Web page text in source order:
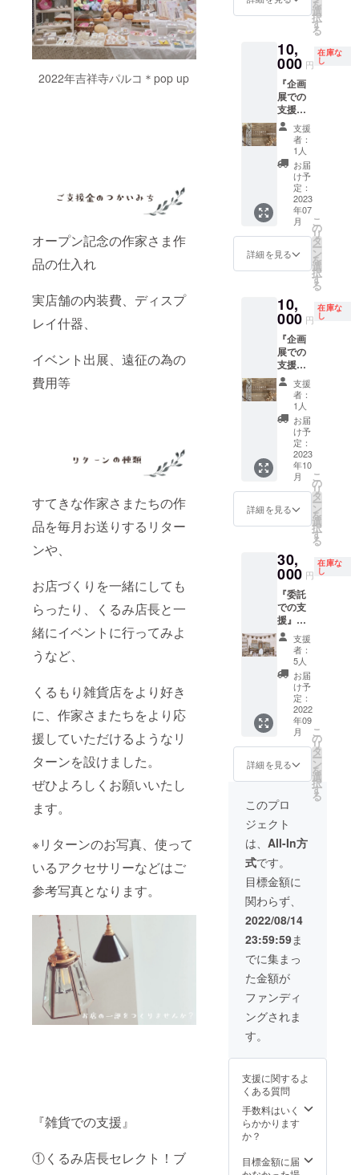
2022年吉祥寺パルコ＊pop up
オープン記念の作家さま作
品の仕入れ
実店舗の内装費、ディスプ
レイ什器、
イベント出展、遠征の為の
費用等
すてきな作家さまたちの作
品を毎月お送りするリター
ンや、
お店づくりを一緒にしても
らったり、くるみ店長と一
緒にイベントに行ってみよ
うなど、
くるもり雑貨店をより好き
に、作家さまたちをより応
援していただけるようなリ
ターンを設けました。
ぜひよろしくお願いいたし
ます。
※リターンのお写真、使って
いるアクセサリーなどはご
参考写真となります。
『雑貨での支援』
①くるみ店長セレクト！ブ
setBOX
1個(毎
回内容
が変わ
ります)
と、く
るみさ
んの
コーデ
ポスト
カード1
枚（毎
回新
作）を
お送り
す。 ＊
くるみ
手紙が
セット
です。
＊お菓
子
BOX(¥1
250×4)
とポス
トカー
ド、 予
約券代
金込み
＊送料
(¥600×
4回)込
材料及
び添加
示はお
届け商
品のラ
ベルに
表記さ
れます
製造
者：
spicaの
おや
つ
佐々木
真美 東
京都杉
並区西
目22-4-
2F
ていく
のでは
と思
い、リ
ターン
に加え
てみま
した。
有効期
限：
2023年
1月〜
2023年
3月 日
程：
2023年
1月～
内3週間
18時 メ
イン
テーブ
ルの大
きさ：
約50cm
x50cm
＊納品
の際な
どの交
通費は
ご負担
くださ
い。 ＊
売れた
20%を
販売手
払って
いただ
きま
す。 ＊
基本は
ご自身
搬入・
ディス
プレ
イ・搬
出して
いただ
きま
す。 ＊
遠方の
相談く
ださい
手数料
を上げ
るなど
で対応
もでき
ま
す。）
＊公序
良俗に
反する
ような
作品や
メッ
セージ
などは
ご遠慮
くださ
い（お
があり
ま
す）。
＊販売
はくる
もり雑
で行い
り雑貨
店内の
テーブ
ルでは
2022年
12月か
ら毎月
企画展
を行う
予定で
す。 そ
こで3ヶ
月に1回
くら
い、外
部の方
に展示
しても
らえた
ていく
のでは
と思
い、リ
ターン
に加え
てみま
した。
有効期
限：
2023年
4月〜
2023年
6月 日
程：
2023年
4月～
内3週間
18時 メ
イン
テーブ
ルの大
きさ：
約50cm
x50cm
＊納品
の際な
どの交
通費は
ご負担
くださ
い。 ＊
売れた
20%を
販売手
して支
払って
いただ
きま
基本は
ご自身
搬入・
ディス
プレ
イ・搬
出して
いただ
きま
す。 ＊
遠方の
方はご
相談く
手数料
を上げ
るなど
で対応
もでき
ま
良俗に
を
選
択
す
る
10,
000 円
在庫な
し
『企画
展での
支援』
くるも
り雑貨
店メイ
ンテー
ブルの
企画展
権利
（7-9
月、内3
週間）
くるも
り雑貨
店内の
テーブ
ルでは
2022年
12月か
ら毎月
企画展
を行う
予定で
す。 そ
こで3ヶ
月に1回
くら
い、外
部の方
に展示
しても
らえた
ていく
のでは
と思
い、リ
ターン
に加え
てみま
した。
有効期
限：
2023年
7月〜
2023年
9月 日
程：
2023年
7月～
内3週間
10時～
イン
テーブ
ルの大
きさ：
約50cm
x50cm
＊納品
の際な
通費は
ご負担
くださ
い。 ＊
売れた
価格の
20%を
して支
払って
いただ
きま
す。 ＊
基本は
ディス
支援
者：
1人
お届
け予
定：
2023
年07
月
詳細を見る
こ
の
リ
タ
ー
ン
を
選
択
す
る
10,
000 円
在庫な
し
『企画
展での
支援』
くるも
り雑貨
店メイ
ンテー
ブルの
企画展
権利
（10-12
月、内3
週間）
くるも
り雑貨
店内の
テーブ
ルでは
2022年
12月か
ら毎月
企画展
を行う
予定で
す。 そ
こで3ヶ
月に1回
くら
い、外
部の方
に展示
しても
らえた
広がっ
ていく
のでは
と思
い、リ
ターン
に加え
てみま
した。
有効期
限：
2023年
10月〜
2023年
12月 日
程：
2023年
10月
間：10
時～18
時 メイ
ンテー
ブルの
大き
x50cm
支援
者：
1人
お届
け予
定：
2023
年10
月
詳細を見る
こ
の
リ
タ
ー
ン
を
選
択
す
る
30,
000 円
在庫な
し
『委託
での支
援』ど
きどき
のス
タート
をくる
もり雑
貨店
で！
BOX委
託チ
ケット
（１年
分） く
るもり
雑貨店
実店舗
内に設
置した
BOX
で、委
託販売
してみ
ません
か？
BOXサ
イズ：
横幅：
34ｃ
ｍ 縦
幅：
23cm
奥行
委託期
2022年
9月～
2023年
8月 ＊
１年分
委託レ
ンタル
支援
者：
5人
お届
け予
定：
2022
年09
月
詳細を見る
こ
の
リ
タ
ー
ン
を
選
択
す
る
このプロ
ジェクト
は、 All-In方
式です。
目標金額に
関わらず、
2022/08/14
23:59:59ま
でに集まっ
た金額が
ファンディ
ングされま
す。
支援に関するよ
くある質問
手数料はいく
らかかります
か？
目標金額に届